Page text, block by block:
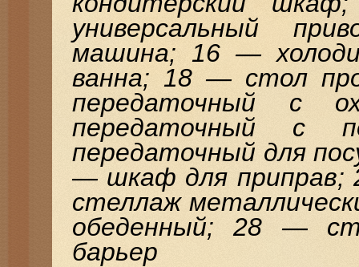
универсальный
машина; 16 —
ванна; 18 — стол
передаточный с
передаточный с
передаточный для
— шкаф для приправ;
стеллаж
обеденный; 28 —
барьер